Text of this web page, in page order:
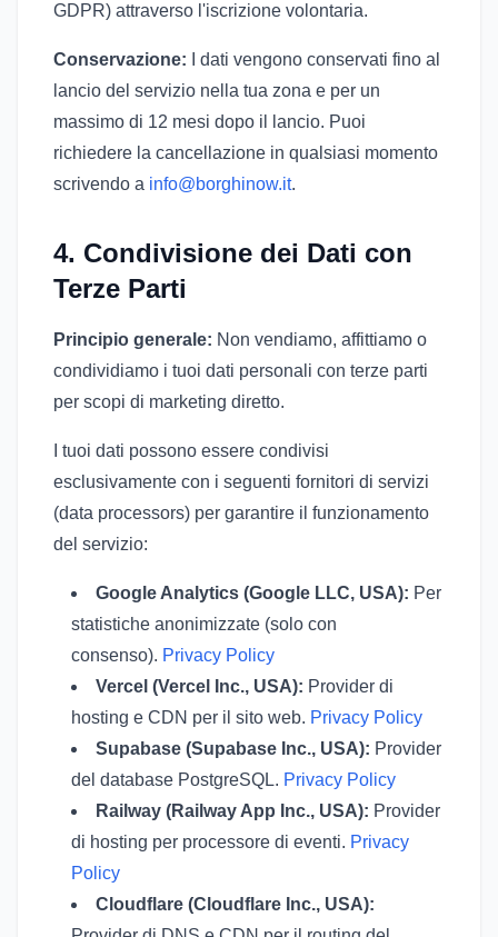
GDPR) attraverso l'iscrizione volontaria.
Conservazione: I dati vengono conservati fino al
lancio del servizio nella tua zona e per un
massimo di 12 mesi dopo il lancio. Puoi
richiedere la cancellazione in qualsiasi momento
scrivendo a info@borghinow.it.
4. Condivisione dei Dati con
Terze Parti
Principio generale: Non vendiamo, affittiamo o
condividiamo i tuoi dati personali con terze parti
per scopi di marketing diretto.
I tuoi dati possono essere condivisi
esclusivamente con i seguenti fornitori di servizi
(data processors) per garantire il funzionamento
del servizio:
Google Analytics (Google LLC, USA): Per
statistiche anonimizzate (solo con
consenso). Privacy Policy
Vercel (Vercel Inc., USA): Provider di
hosting e CDN per il sito web. Privacy Policy
Supabase (Supabase Inc., USA): Provider
del database PostgreSQL. Privacy Policy
Railway (Railway App Inc., USA): Provider
di hosting per processore di eventi. Privacy
Policy
Cloudflare (Cloudflare Inc., USA):